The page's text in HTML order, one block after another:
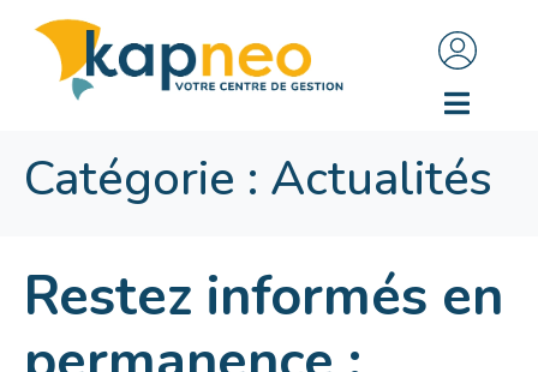
Catégorie : Actualités
Restez informés en